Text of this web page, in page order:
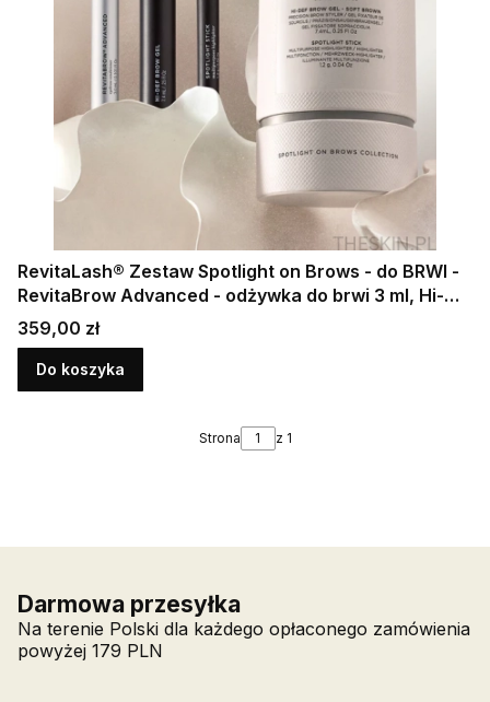
RevitaLash® Zestaw Spotlight on Brows - do BRWI -
RevitaBrow Advanced - odżywka do brwi 3 ml, Hi-
Def Brow Gel SOFT BROWN - wielofunkcyjny żel
utrwalający do brwi 7,4 ml, Spotlight Stick -
wielofunkcyjny rozświetlacz 1,2 g
Cena
359,00 zł
Do koszyka
Strona z 1
Darmowa przesyłka
Na terenie Polski dla każdego opłaconego zamówienia
powyżej 179 PLN